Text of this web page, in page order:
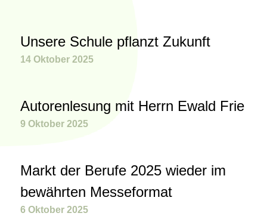
Unsere Schule pflanzt Zukunft
14 Oktober 2025
Autorenlesung mit Herrn Ewald Frie
9 Oktober 2025
Markt der Berufe 2025 wieder im
bewährten Messeformat
6 Oktober 2025